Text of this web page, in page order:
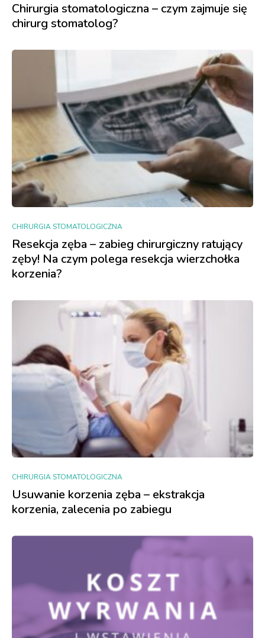
Chirurgia stomatologiczna – czym zajmuje się
chirurg stomatolog?
CHIRURGIA STOMATOLOGICZNA
Resekcja zęba – zabieg chirurgiczny ratujący
zęby! Na czym polega resekcja wierzchołka
korzenia?
CHIRURGIA STOMATOLOGICZNA
Usuwanie korzenia zęba – ekstrakcja
korzenia, zalecenia po zabiegu